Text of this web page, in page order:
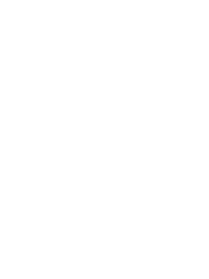
執行役員 ゲーム事